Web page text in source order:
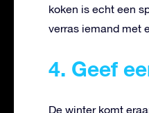
koken is echt een
verras iemand met
4. Geef
De winter komt